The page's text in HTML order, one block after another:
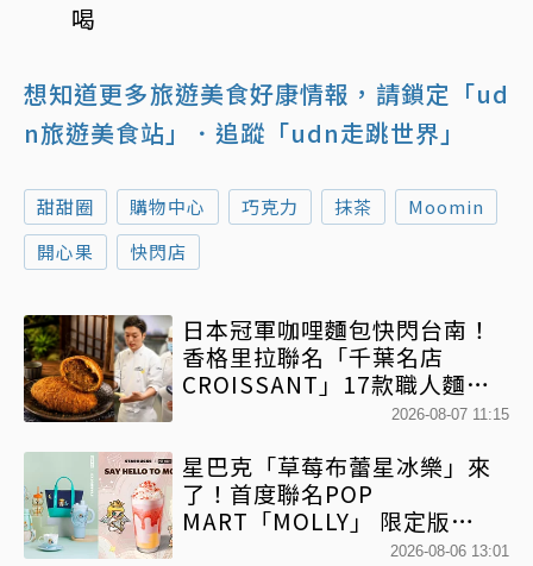
喝
想知道更多旅遊美食好康情報，請鎖定「ud
n旅遊美食站」
．追蹤「udn走跳世界」
甜甜圈 購物中心 巧克力 抹茶
Moomin
開心果
快閃店
日本冠軍咖哩麵包快閃台南！
香格里拉聯名「千葉名店
CROISSANT」17款職人麵包
2026-08-07 11:15
星巴克「草莓布蕾星冰樂」來
了！首度聯名POP
MART「MOLLY」 限定版
「MOLLYｘBearista小熊杯」
2026-08-06 13:01